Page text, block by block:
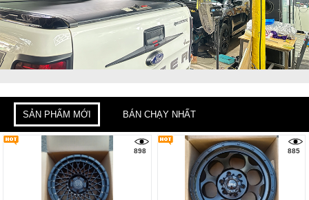
SẢN PHẨM MỚI BÁN CHẠY NHẤT
898 885